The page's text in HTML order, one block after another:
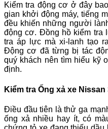
Kiểm tra động cơ ở đây
gian khởi động máy, tiếng
đều khiến những người
động cơ. Đồng hồ kiểm tra
tra áp lực mà xi-lanh tạo
Động cơ đã từng bị tác
quý khách nên tìm hiểu kỹ
định.
Kiểm tra Ống xả xe
Điều đầu tiên là thử ga
ống xả nhiều hay ít, có